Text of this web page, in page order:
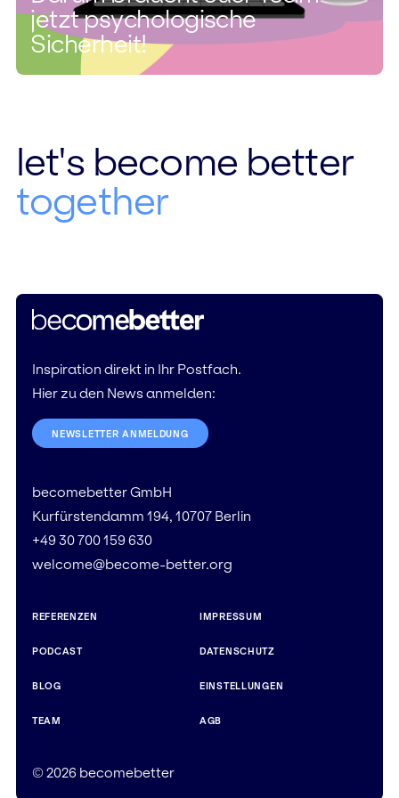
jetzt psychologische
Sicherheit!
let's become better
together
Inspiration direkt in Ihr Postfach.
Hier zu den News anmelden:
NEWSLETTER ANMELDUNG
becomebetter GmbH
Kurfürstendamm 194, 10707 Berlin
+49 30 700 159 630
welcome@become-better.org
REFERENZEN
PODCAST
BLOG
TEAM
IMPRESSUM
DATENSCHUTZ
EINSTELLUNGEN
AGB
© 2026 becomebetter